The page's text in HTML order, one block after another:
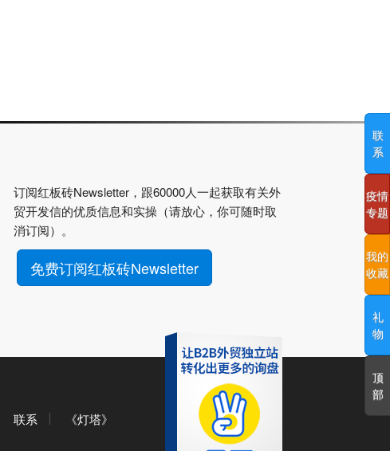
订阅红板砖Newsletter，跟60000人一起获取有关外
贸开发信的优质信息和实操（请放心，你可随时取
消订阅）。
免费订阅红板砖Newsletter
联系 《灯塔》
联
系
疫情
专题
我的
收藏
礼
物
顶
部